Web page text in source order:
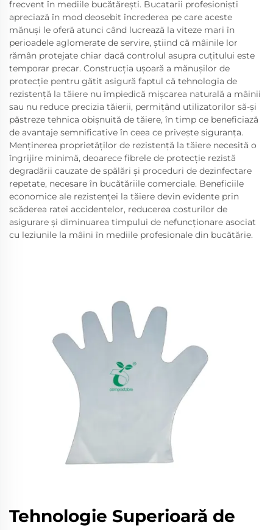
frecvent în mediile bucătărești. Bucatarii profesioniști
apreciază în mod deosebit încrederea pe care aceste
mănuși le oferă atunci când lucrează la viteze mari în
perioadele aglomerate de servire, știind că mâinile lor
rămân protejate chiar dacă controlul asupra cuțitului este
temporar precar. Construcția ușoară a mănușilor de
protecție pentru gătit asigură faptul că tehnologia de
rezistență la tăiere nu împiedică mișcarea naturală a mâinii
sau nu reduce precizia tăierii, permițând utilizatorilor să-și
păstreze tehnica obișnuită de tăiere, în timp ce beneficiază
de avantaje semnificative în ceea ce privește siguranța.
Menținerea proprietăților de rezistență la tăiere necesită o
îngrijire minimă, deoarece fibrele de protecție rezistă
degradării cauzate de spălări și proceduri de dezinfectare
repetate, necesare în bucătăriile comerciale. Beneficiile
economice ale rezistenței la tăiere devin evidente prin
scăderea ratei accidentelor, reducerea costurilor de
asigurare și diminuarea timpului de nefuncționare asociat
cu leziunile la mâini în mediile profesionale din bucătărie.
Tehnologie Superioară de